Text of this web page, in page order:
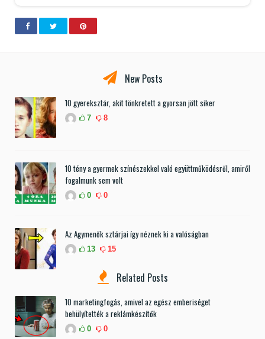
New Posts
10 gyereksztár, akit tönkretett a gyorsan jött siker
7 8
10 tény a gyermek színészekkel való együttműködésről, amiről
fogalmunk sem volt
0 0
Az Agymenők sztárjai így néznek ki a valóságban
13 15
Related Posts
10 marketingfogás, amivel az egész emberiséget
behülyítették a reklámkészítők
0 0